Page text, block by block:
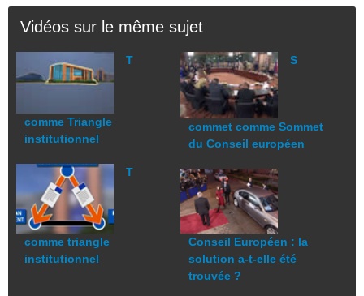
Vidéos sur le même sujet
T
comme Triangle
institutionnel
T
comme triangle
institutionnel
S
commet comme Sommet
du Conseil européen
Conseil Européen : la
solution a-t-elle été
trouvée ?